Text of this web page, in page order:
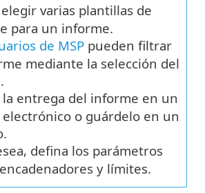
varias plantillas de
para un informe.
de MSP pueden filtrar
mediante la selección del
la entrega del informe en un
o guárdelo en un
defina los parámetros
y límites.